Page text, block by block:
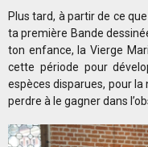
Plus tard, à partir de ce
ta première Bande
ton enfance, la Vierge
cette période pour
espèces disparues, pour
perdre à le gagner dans